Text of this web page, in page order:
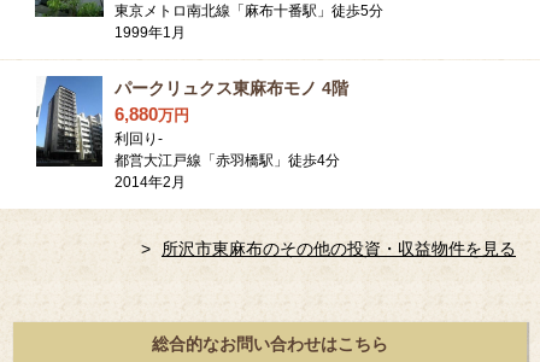
東京メトロ南北線「麻布十番駅」徒歩5分
1999年1月
パークリュクス東麻布モノ 4階
6,880万円
利回り -
都営大江戸線「赤羽橋駅」徒歩4分
2014年2月
所沢市東麻布のその他の投資・収益物件を見る
総合的なお問い合わせはこちら